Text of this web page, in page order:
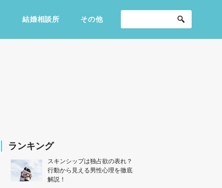
結婚相談所 その他
ランキング
スキンシップは独占欲の表れ？
行動から見える男性心理を徹底
解説！